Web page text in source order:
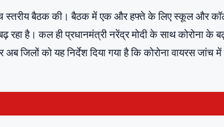
स्तरीय बैठक की। बैठक में एक और हफ्ते के लिए स्कूल और
रहा है। कल ही प्रधानमंत्री नरेंद्र मोदी के साथ कोरोना के
जिलों को यह निर्देश दिया गया है कि कोरोना वायरस जांच